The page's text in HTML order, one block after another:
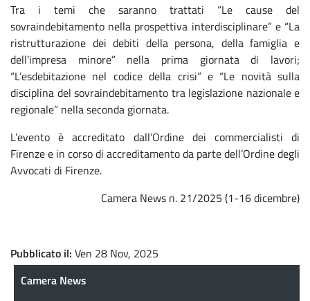
Tra i temi che saranno trattati “Le cause del
sovraindebitamento nella prospettiva interdisciplinare” e “La
ristrutturazione dei debiti della persona, della famiglia e
dell’impresa minore” nella prima giornata di lavori;
“L’esdebitazione nel codice della crisi” e “Le novità sulla
disciplina del sovraindebitamento tra legislazione nazionale e
regionale” nella seconda giornata.
L’evento è accreditato dall’Ordine dei commercialisti di
Firenze e in corso di accreditamento da parte dell’Ordine degli
Avvocati di Firenze.
Camera News n. 21/2025 (1-16 dicembre)
Pubblicato il Ven 28 Nov, 2025
Camera News
Camera News